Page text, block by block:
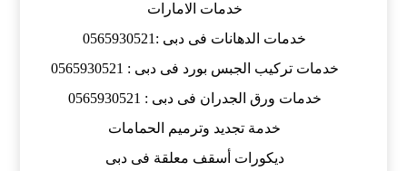
خدمات الامارات
خدمات الدهانات فى دبى :0565930521
خدمات تركيب الجبس بورد فى دبى : 0565930521
خدمات ورق الجدران فى دبى : 0565930521
خدمة تجديد وترميم الحمامات
ديكورات أسقف معلقة فى دبى